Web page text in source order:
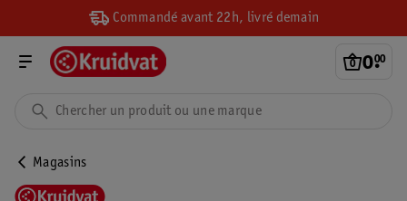
Commandé avant 22h, livré demain
0.
00
Magasins